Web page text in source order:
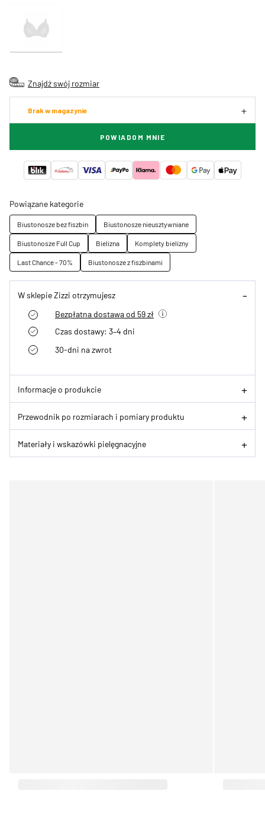
Znajdź swój rozmiar
Brak w magazynie
POWIADOM MNIE
Powiązane kategorie
Biustonosze bez fiszbin
Biustonosze nieusztywniane
Biustonosze Full Cup
Bielizna
Komplety bielizny
Last Chance - 70%
Biustonosze z fiszbinami
W sklepie Zizzi otrzymujesz
Bezpłatna dostawa od 59 zł
Czas dostawy: 3–4 dni
30-dni na zwrot
Informacje o produkcie
Przewodnik po rozmiarach i pomiary produktu
Materiały i wskazówki pielęgnacyjne